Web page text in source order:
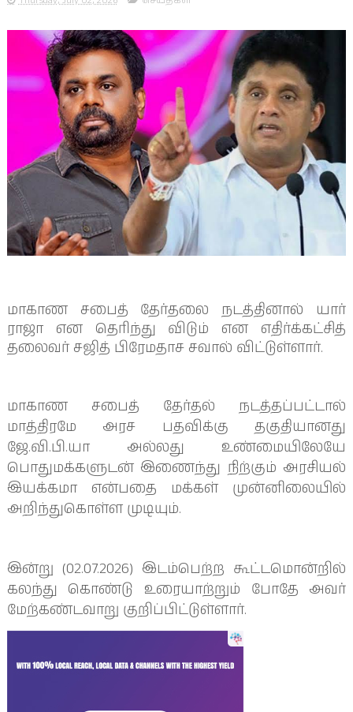
மாகாண சபைத் தேர்தலை நடத்தினால் யார்
ராஜா என தெரிந்து விடும் என எதிர்க்கட்சித்
தலைவர் சஜித் பிரேமதாச சவால் விட்டுள்ளார்.
மாகாண சபைத் தேர்தல் நடத்தப்பட்டால்
மாத்திரமே அரச பதவிக்கு தகுதியானது
ஜே.வி.பி.யா அல்லது உண்மையிலேயே
பொதுமக்களுடன் இணைந்து நிற்கும் அரசியல்
இயக்கமா என்பதை மக்கள் முன்னிலையில்
அறிந்துகொள்ள முடியும்.
இன்று (02.07.2026) இடம்பெற்ற கூட்டமொன்றில்
கலந்து கொண்டு உரையாற்றும் போதே அவர்
மேற்கண்டவாறு குறிப்பிட்டுள்ளார்.